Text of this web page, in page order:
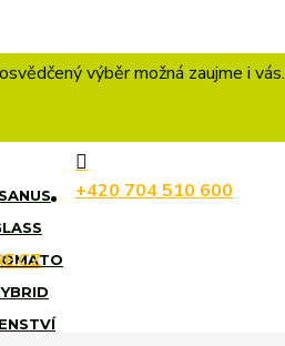
výběr možná zaujme i vás.
+420 704 510 600